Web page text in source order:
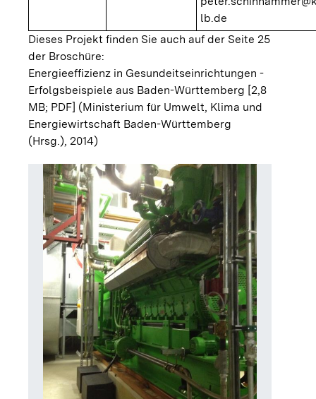
lb.de
Dieses Projekt finden Sie auch auf der Seite 25
der Broschüre:
Energieeffizienz in Gesundeitseinrichtungen -
Erfolgsbeispiele aus Baden-Württemberg [2,8
MB; PDF] (Ministerium für Umwelt, Klima und
Energiewirtschaft Baden-Württemberg
(Hrsg.), 2014)